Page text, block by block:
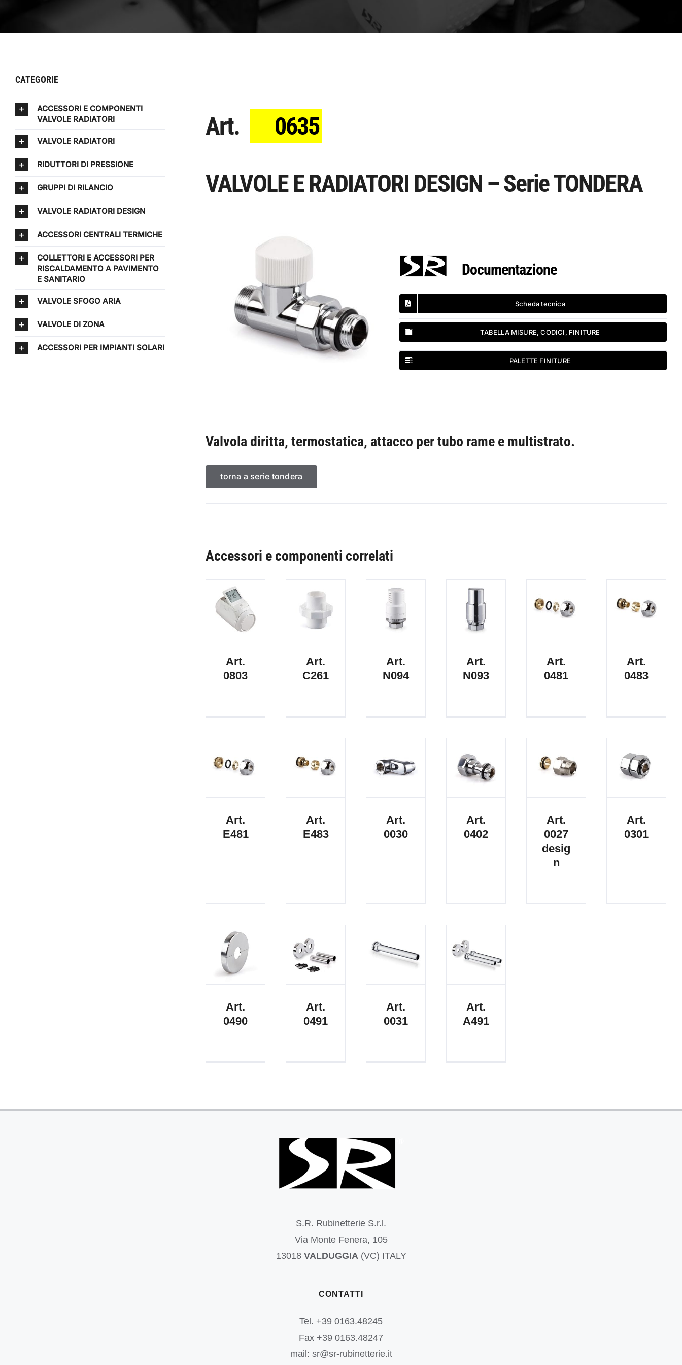
Art.
0635
VALVOLE E RADIATORI DESIGN – Serie TONDERA
Documentazione
Scheda tecnica
TABELLA MISURE, CODICI, FINITURE
PALETTE FINITURE
Valvola diritta, termostatica, attacco per tubo rame e multistrato.
torna a serie tondera
Accessori e componenti correlati
Art.
0803
Art.
C261
Art.
N094
Art.
N093
Art.
0481
Art.
0483
Art.
E481
Art.
E483
Art.
0030
Art.
0402
Art.
0027
desig
n
Art.
0301
Art.
0490
Art.
0491
Art.
0031
Art.
A491
CATEGORIE
ACCESSORI E COMPONENTI
VALVOLE RADIATORI
VALVOLE RADIATORI
RIDUTTORI DI PRESSIONE
GRUPPI DI RILANCIO
VALVOLE RADIATORI DESIGN
ACCESSORI CENTRALI TERMICHE
COLLETTORI E ACCESSORI PER
RISCALDAMENTO A PAVIMENTO
E SANITARIO
VALVOLE SFOGO ARIA
VALVOLE DI ZONA
ACCESSORI PER IMPIANTI SOLARI
S.R. Rubinetterie S.r.l.
Via Monte Fenera, 105
13018 VALDUGGIA(VC) ITALY
CONTATTI
Tel. +39 0163.48245
Fax +39 0163.48247
mail: sr@sr-rubinetterie.it